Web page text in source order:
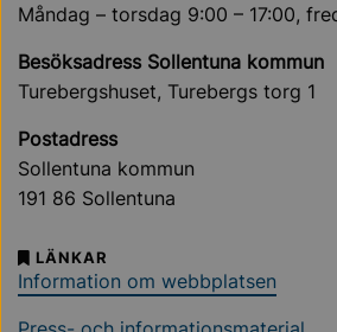
Måndag – torsdag 9:00 – 17:00,
Besöksadress Sollentuna kommun
Turebergshuset, Turebergs torg 1
Postadress
Sollentuna kommun
191 86 Sollentuna
LÄNKAR
Information om webbplatsen